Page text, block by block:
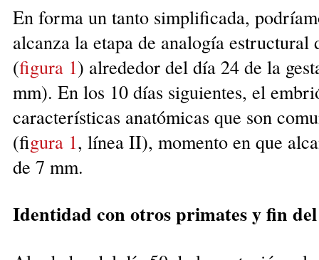
En forma un tanto simplificada,
alcanza la etapa de analogía estructural
(figura 1) alrededor del día 24 de la
mm). En los 10 días siguientes, el
características anatómicas que son
(figura 1, línea II), momento en que
de 7 mm.
Identidad con otros primates y fin